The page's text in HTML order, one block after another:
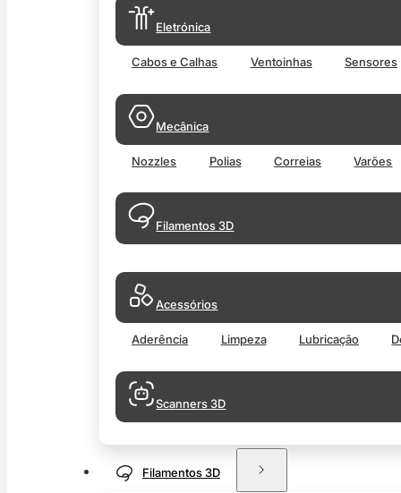
Eletrónica
Cabos e Calhas Ventoinhas Sensores
Mecânica
Nozzles Polias Correias Varões
Filamentos 3D
Acessórios
Aderência Limpeza Lubricação
Scanners 3D
Filamentos 3D